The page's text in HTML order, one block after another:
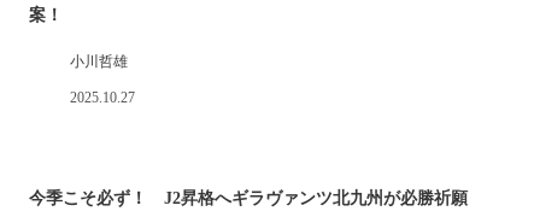
案！
小川哲雄
2025.10.27
今季こそ必ず！ J2昇格へギラヴァンツ北九州が必勝祈願